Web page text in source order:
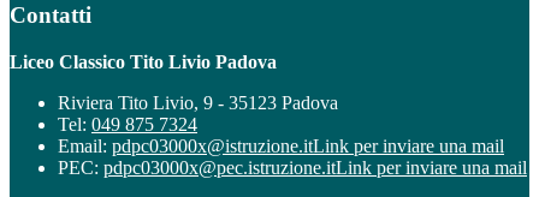
Contatti
Liceo Classico Tito Livio Padova
Riviera Tito Livio, 9 - 35123 Padova
Tel: 049 875 7324
Email: pdpc03000x@istruzione.itLink per inviare una mail
PEC: pdpc03000x@pec.istruzione.itLink per inviare una mail